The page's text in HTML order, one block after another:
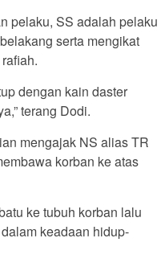
pelaku, SS adalah pelaku
serta mengikat
dengan kain daster
terang Dodi.
mengajak NS alias TR
korban ke atas
ke tubuh korban lalu
keadaan hidup-